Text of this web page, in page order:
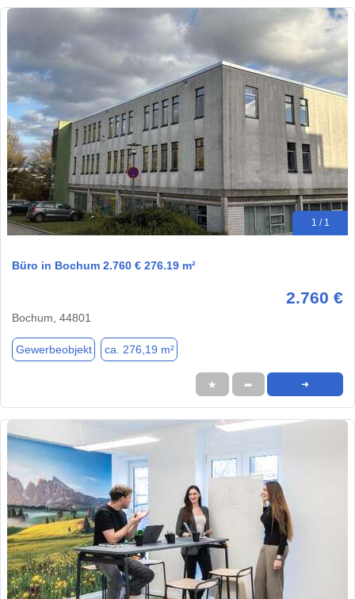
1 / 1
Büro in Bochum 2.760 € 276.19 m²
2.760 €
Bochum, 44801
Gewerbeobjekt ca. 276,19 m²
★ ➦ ➜